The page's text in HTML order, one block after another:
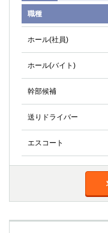
職種
ホール(社員)
ホール(バイト)
幹部候補
送りドライバー
エスコート